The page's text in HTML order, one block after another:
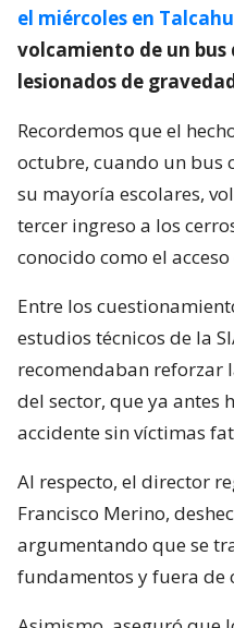
el miércoles en
volcamiento de un
lesionados de
Recordemos que el
octubre, cuando un bus
su mayoría escolares,
tercer ingreso a los
conocido como el
Entre los
estudios técnicos de la
recomendaban reforzar
del sector, que ya antes
accidente sin víctimas
Al respecto, el director
Francisco Merino,
argumentando que se
fundamentos y fuera de